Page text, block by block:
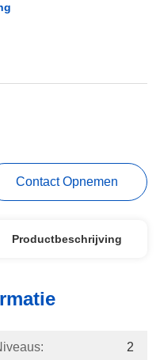
Contact Opnemen
Productbeschrijving
2